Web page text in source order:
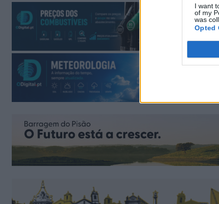
I want
of my
was
Opted